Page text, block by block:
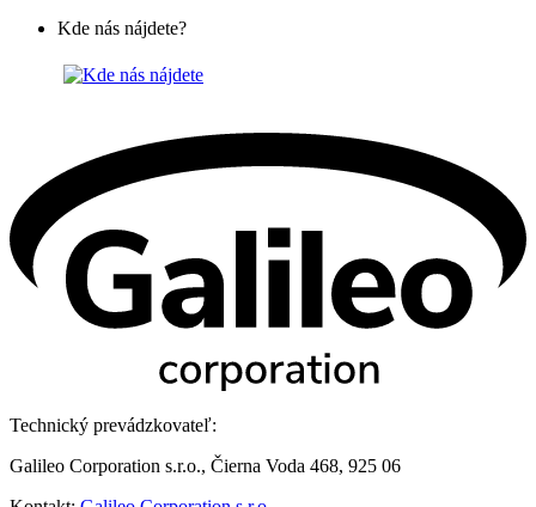
Kde nás nájdete?
Technický prevádzkovateľ:
Galileo Corporation s.r.o., Čierna Voda 468, 925 06